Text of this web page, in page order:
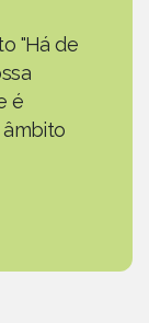
"Há de
é
âmbito